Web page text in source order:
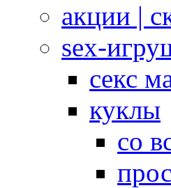
акции |
sex-
секс
куклы
со